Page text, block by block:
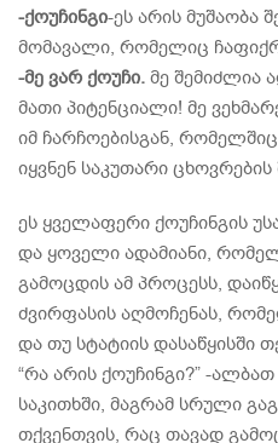
-ქოუჩინგი-ეს არის მუშაობა
მომავალი, რომელიც
-მე ვარ ქოუჩი. მე შემიძლია
მათი პიტენციალი! მე
იმ ჩარჩოებისგან,
იყვნენ საკუთარი ცხოვრების
ეს ყველაფერი ქოუჩინგის
და ყოველი ადამიანი,
გამოცდის ამ პროცესს,
ძვირფასის აღმოჩენას,
და თუ სტატიის დასაწყისში
“რა არის ქოუჩინგი?” -
საკითხში, მაგრამ სრული
თქვენთვის, რაც თავად